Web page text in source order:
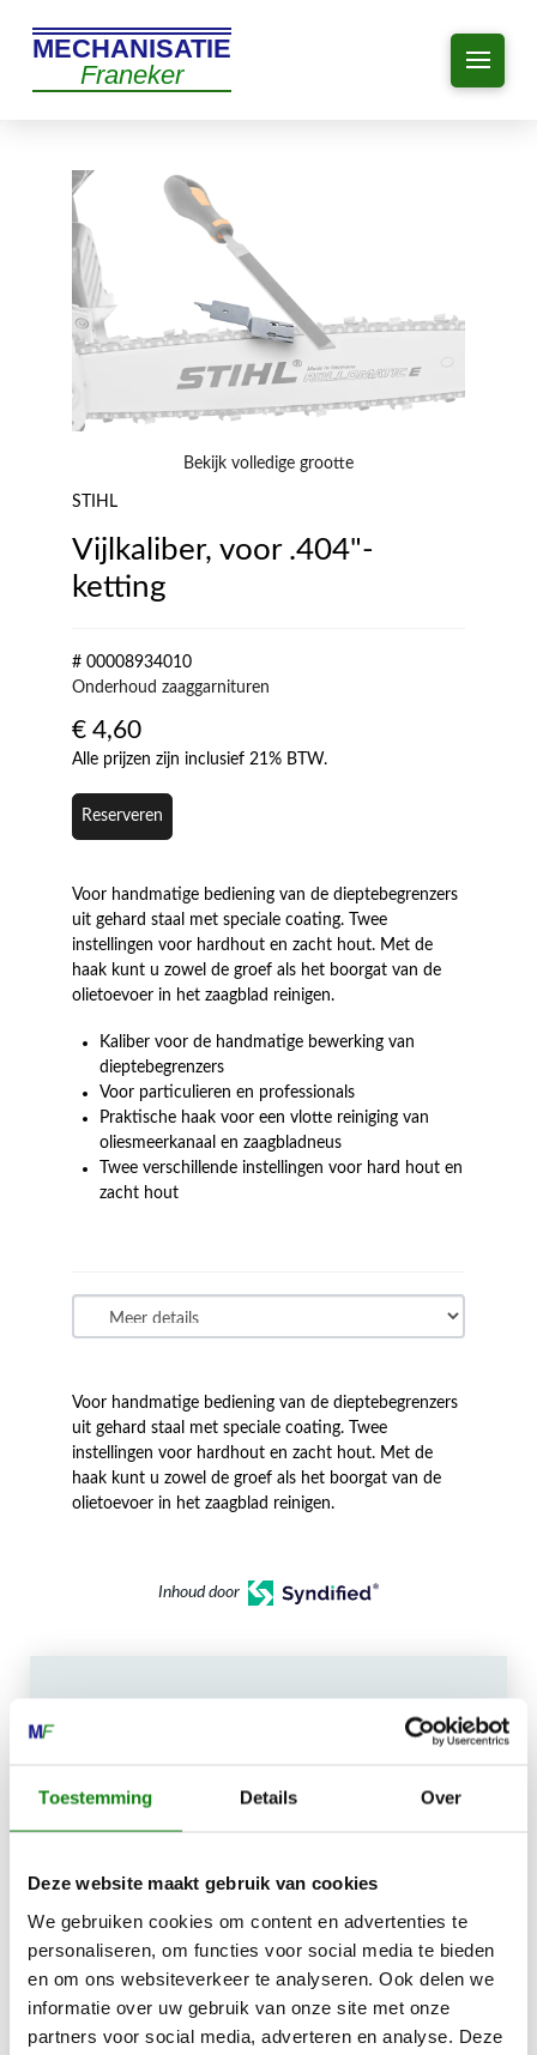
Toestemming Details Over
Deze website maakt gebruik van cookies
We gebruiken cookies om content en advertenties te
personaliseren, om functies voor social media te bieden
en om ons websiteverkeer te analyseren. Ook delen we
informatie over uw gebruik van onze site met onze
partners voor social media, adverteren en analyse. Deze
MECHANISATIE
Franeker
Bekijk volledige grootte
STIHL
Vijlkaliber, voor .404"-
ketting
# 00008934010
Onderhoud zaaggarnituren
€ 4,60
Alle prijzen zijn inclusief 21% BTW.
Reserveren
Voor handmatige bediening van de dieptebegrenzers
uit gehard staal met speciale coating. Twee
instellingen voor hardhout en zacht hout. Met de
haak kunt u zowel de groef als het boorgat van de
olietoevoer in het zaagblad reinigen.
Kaliber voor de handmatige bewerking van
dieptebegrenzers
Voor particulieren en professionals
Praktische haak voor een vlotte reiniging van
oliesmeerkanaal en zaagbladneus
Twee verschillende instellingen voor hard hout en
zacht hout
Voor handmatige bediening van de dieptebegrenzers
uit gehard staal met speciale coating. Twee
instellingen voor hardhout en zacht hout. Met de
haak kunt u zowel de groef als het boorgat van de
olietoevoer in het zaagblad reinigen.
Inhoud door
Kiehoek 26
8801 RD Franeker
0517-396800
info@mechanisatiefraneker.nl
Bij storing: